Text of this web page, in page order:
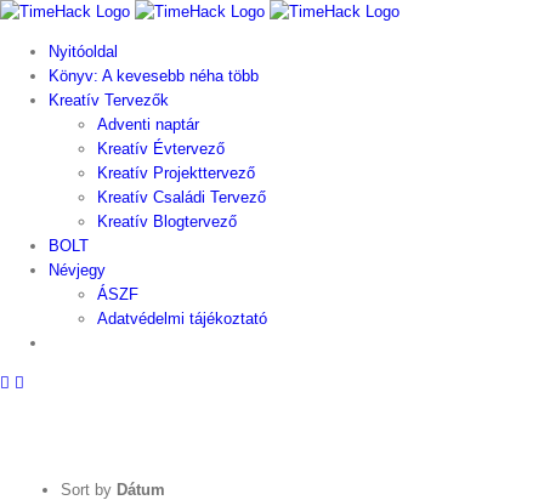
Kihagyás
Nyitóoldal
Könyv: A kevesebb néha több
Kreatív Tervezők
Adventi naptár
Kreatív Évtervező
Kreatív Projekttervező
Kreatív Családi Tervező
Kreatív Blogtervező
BOLT
Névjegy
ÁSZF
Adatvédelmi tájékoztató
Sort by Dátum